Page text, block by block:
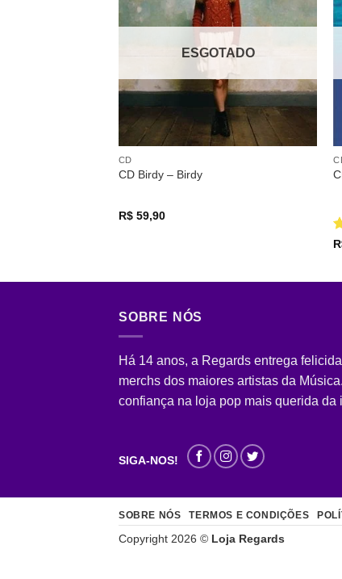
ESGOTADO
CD
CD Birdy – Birdy
R$59,90
SOBRE NÓS
Há 14 anos, a Regards entrega
merchs dos maiores artistas da
confiança na loja pop mais querida da
SIGA-NOS!
SOBRE NÓS TERMOS E CONDIÇÕES
Copyright 2026 © Loja Regards